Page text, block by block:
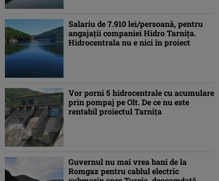
Salariu de 7.910 lei/persoană, pentru
angajaţii companiei Hidro Tarniţa.
Hidrocentrala nu e nici în proiect
Vor porni 5 hidrocentrale cu acumulare
prin pompaj pe Olt. De ce nu este
rentabil proiectul Tarniţa
Guvernul nu mai vrea bani de la
Romgaz pentru cablul electric